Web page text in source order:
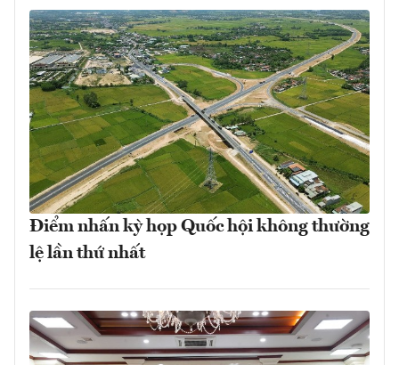
Điểm nhấn kỳ họp Quốc hội không thường
lệ lần thứ nhất